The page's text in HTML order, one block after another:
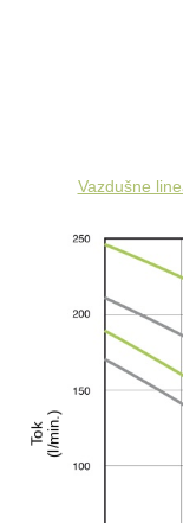
Vazdušne
T
o
k
(
l
/
m
i
n
.)